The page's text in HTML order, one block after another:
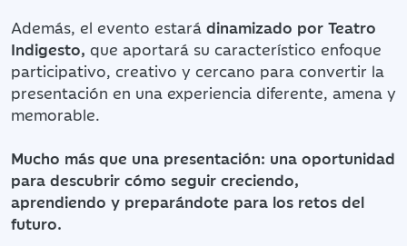
Además, el evento estará dinamizado por Teatro
Indigesto, que aportará su característico enfoque
participativo, creativo y cercano para convertir la
presentación en una experiencia diferente, amena y
memorable.
Mucho más que una presentación: una oportunidad
para descubrir cómo seguir creciendo,
aprendiendo y preparándote para los retos del
futuro.